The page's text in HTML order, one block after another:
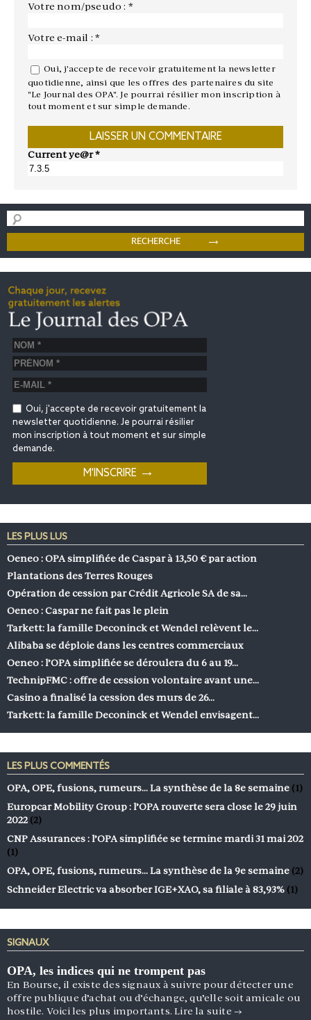
Votre nom/pseudo : *
Votre e-mail : *
Oui, j'accepte de recevoir gratuitement la newsletter
quotidienne, ainsi que les offres des partenaires du site
"Le Journal des OPA". Je pourrai résilier mon inscription à
tout moment et sur simple demande.
Current ye@r*
Oui, j'accepte de recevoir gratuitement la
newsletter quotidienne. Je pourrai résilier
mon inscription à tout moment et sur simple
demande.
LES PLUS LUS
Oeneo : OPA simplifiée de Caspar à 13,50 € par action
Plantations des Terres Rouges
Opération de cession par Crédit Agricole SA de sa…
Oeneo : Caspar ne fait pas le plein
Tarkett: la famille Deconinck et Wendel relèvent le…
Alibaba se déploie dans les centres commerciaux
Oeneo : l’OPA simplifiée se déroulera du 6 au 19…
TechnipFMC : offre de cession volontaire avant une…
Casino a finalisé la cession des murs de 26…
Tarkett: la famille Deconinck et Wendel envisagent…
LES PLUS COMMENTÉS
OPA, OPE, fusions, rumeurs… La synthèse de la 8e semaine (1)
Europcar Mobility Group : l’OPA rouverte sera close le 29 juin
2022 (2)
CNP Assurances : l’OPA simplifiée se termine mardi 31 mai 202
(1)
OPA, OPE, fusions, rumeurs… La synthèse de la 9e semaine (2)
Schneider Electric va absorber IGE+XAO, sa filiale à 83,93% (1)
SIGNAUX
OPA, les indices qui ne trompent pas
En Bourse, il existe des signaux à suivre pour détecter une
offre publique d’achat ou d’échange, qu’elle soit amicale ou
hostile. Voici les plus importants.Lire la suite →